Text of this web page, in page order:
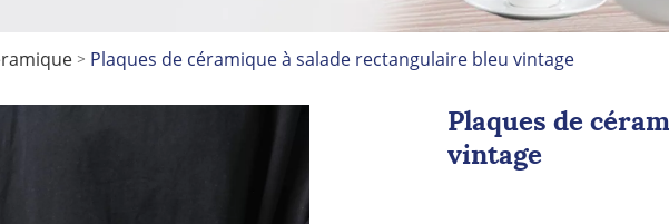
> Plaques de céramique à salade rectangulaire bleu vintage
Plaques de
vintage